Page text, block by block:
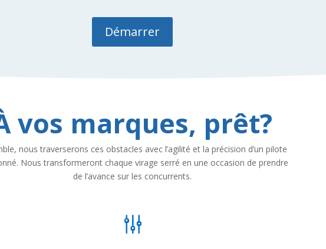
Démarrer
vos marques, prêt?
nous traverserons ces obstacles avec l’agilité et la précision d’un pilote
Nous transformeront chaque virage serré en une occasion de prendre
de l’avance sur les concurrents.
g